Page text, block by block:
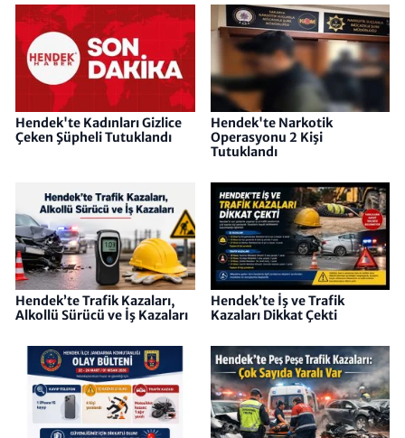
Hendek'te Kadınları Gizlice
Çeken Şüpheli Tutuklandı
Hendek'te Narkotik
Operasyonu 2 Kişi
Tutuklandı
Hendek’te Trafik Kazaları,
Alkollü Sürücü ve İş Kazaları
Hendek’te İş ve Trafik
Kazaları Dikkat Çekti